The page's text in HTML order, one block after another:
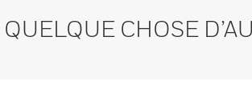
CHOSE